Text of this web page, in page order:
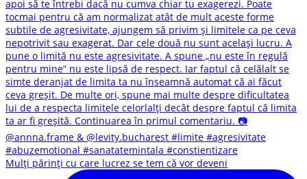
Mulți părinți cu care lucrez se tem că vor deveni